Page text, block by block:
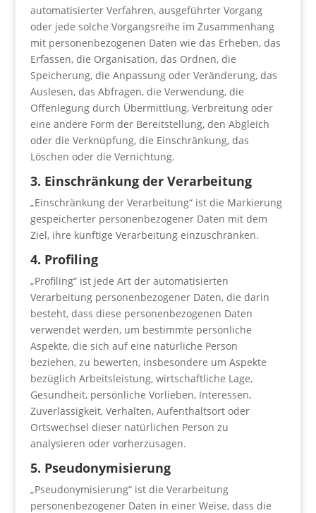
automatisierter Verfahren, ausgeführter Vorgang
oder jede solche Vorgangsreihe im Zusammenhang
mit personenbezogenen Daten wie das Erheben, das
Erfassen, die Organisation, das Ordnen, die
Speicherung, die Anpassung oder Veränderung, das
Auslesen, das Abfragen, die Verwendung, die
Offenlegung durch Übermittlung, Verbreitung oder
eine andere Form der Bereitstellung, den Abgleich
oder die Verknüpfung, die Einschränkung, das
Löschen oder die Vernichtung.
3. Einschränkung der Verarbeitung
„Einschränkung der Verarbeitung“ ist die Markierung
gespeicherter personenbezogener Daten mit dem
Ziel, ihre künftige Verarbeitung einzuschränken.
4. Profiling
„Profiling“ ist jede Art der automatisierten
Verarbeitung personenbezogener Daten, die darin
besteht, dass diese personenbezogenen Daten
verwendet werden, um bestimmte persönliche
Aspekte, die sich auf eine natürliche Person
beziehen, zu bewerten, insbesondere um Aspekte
bezüglich Arbeitsleistung, wirtschaftliche Lage,
Gesundheit, persönliche Vorlieben, Interessen,
Zuverlässigkeit, Verhalten, Aufenthaltsort oder
Ortswechsel dieser natürlichen Person zu
analysieren oder vorherzusagen.
5. Pseudonymisierung
„Pseudonymisierung“ ist die Verarbeitung
personenbezogener Daten in einer Weise, dass die